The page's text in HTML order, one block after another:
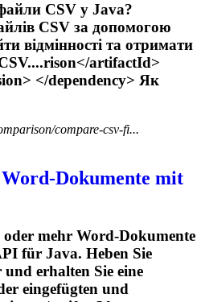
CSV у Java?
CSV за допомогою
відмінності та отримати
artifactId>
</dependency> Як
compare-csv-fi...
Dokumente mit
oder mehr Word-Dokumente
für Java. Heben Sie
erhalten Sie eine
eingefügten und